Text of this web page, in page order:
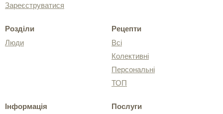
Зареєструватися
Розділи
Люди
Рецепти
Всі
Колективні
Персональні
ТОП
Інформація
Послуги